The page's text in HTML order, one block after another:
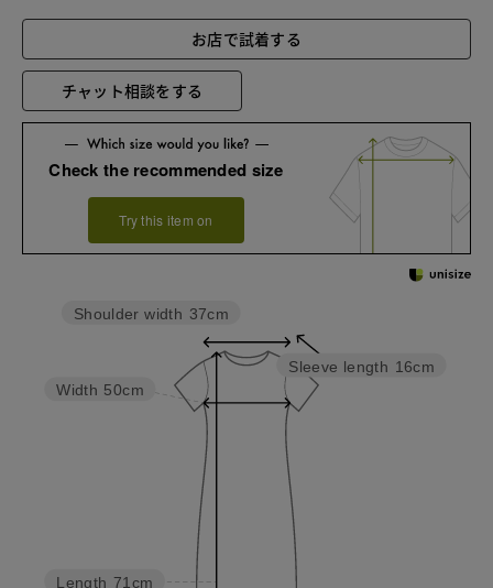
お店で試着する
チャット相談をする
Check the recommended size
Try this item on
Sleeve length 16cm
Length 71cm
Width 50cm
Shoulder width 37cm